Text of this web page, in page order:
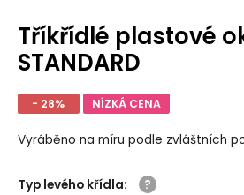
Tříkřídlé plastové
STANDARD
- 28% NÍZKÁ CENA
Vyráběno na míru podle zvláštních
Typ levého křídla: